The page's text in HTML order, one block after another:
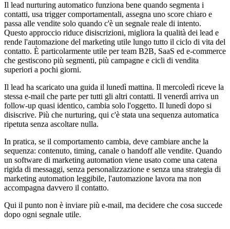
Il lead nurturing automatico funziona bene quando segmenta i
contatti, usa trigger comportamentali, assegna uno score chiaro e
passa alle vendite solo quando c'è un segnale reale di intento.
Questo approccio riduce disiscrizioni, migliora la qualità dei lead e
rende l'automazione del marketing utile lungo tutto il ciclo di vita del
contatto. È particolarmente utile per team B2B, SaaS ed e-commerce
che gestiscono più segmenti, più campagne e cicli di vendita
superiori a pochi giorni.
Il lead ha scaricato una guida il lunedì mattina. Il mercoledì riceve la
stessa e-mail che parte per tutti gli altri contatti. Il venerdì arriva un
follow-up quasi identico, cambia solo l'oggetto. Il lunedì dopo si
disiscrive. Più che nurturing, qui c'è stata una sequenza automatica
ripetuta senza ascoltare nulla.
In pratica, se il comportamento cambia, deve cambiare anche la
sequenza: contenuto, timing, canale o handoff alle vendite. Quando
un software di marketing automation viene usato come una catena
rigida di messaggi, senza personalizzazione e senza una strategia di
marketing automation leggibile, l'automazione lavora ma non
accompagna davvero il contatto.
Qui il punto non è inviare più e-mail, ma decidere che cosa succede
dopo ogni segnale utile.